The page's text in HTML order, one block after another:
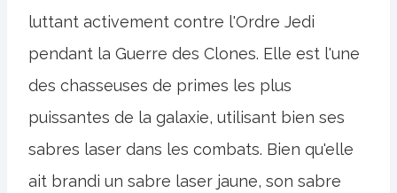
luttant activement contre l'Ordre Jedi
pendant la Guerre des Clones. Elle est l'une
des chasseuses de primes les plus
puissantes de la galaxie, utilisant bien ses
sabres laser dans les combats. Bien qu'elle
ait brandi un sabre laser jaune, son sabre